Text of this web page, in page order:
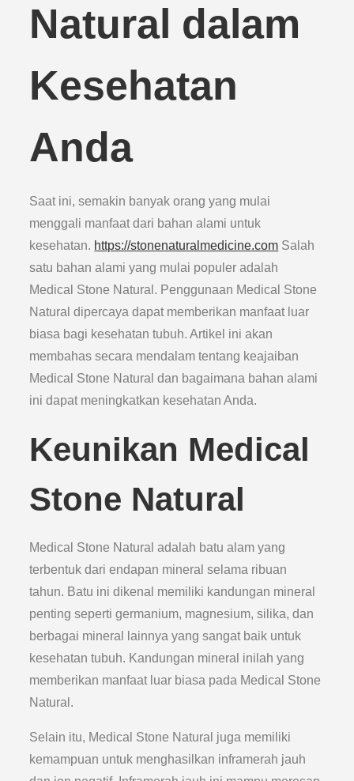
Natural dalam
Kesehatan
Anda
Saat ini, semakin banyak orang yang mulai
menggali manfaat dari bahan alami untuk
kesehatan. https://stonenaturalmedicine.com Salah
satu bahan alami yang mulai populer adalah
Medical Stone Natural. Penggunaan Medical Stone
Natural dipercaya dapat memberikan manfaat luar
biasa bagi kesehatan tubuh. Artikel ini akan
membahas secara mendalam tentang keajaiban
Medical Stone Natural dan bagaimana bahan alami
ini dapat meningkatkan kesehatan Anda.
Keunikan Medical
Stone Natural
Medical Stone Natural adalah batu alam yang
terbentuk dari endapan mineral selama ribuan
tahun. Batu ini dikenal memiliki kandungan mineral
penting seperti germanium, magnesium, silika, dan
berbagai mineral lainnya yang sangat baik untuk
kesehatan tubuh. Kandungan mineral inilah yang
memberikan manfaat luar biasa pada Medical Stone
Natural.
Selain itu, Medical Stone Natural juga memiliki
kemampuan untuk menghasilkan inframerah jauh